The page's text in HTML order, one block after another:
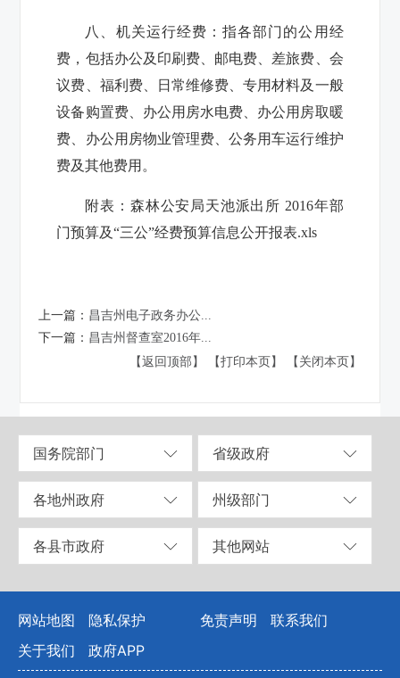
八、机关运行经费：指各部门的公用经
费，包括办公及印刷费、邮电费、差旅费、会
议费、福利费、日常维修费、专用材料及一般
设备购置费、办公用房水电费、办公用房取暖
费、办公用房物业管理费、公务用车运行维护
费及其他费用。
附表： 森林公安局天池派出所 2016年部
门预算及“三公”经费预算信息公开报表.xls
上一篇： 昌吉州电子政务办公...
下一篇： 昌吉州督查室2016年...
【返回顶部】
【打印本页】 【关闭本页】
国务院部门 省级政府
各地州政府 州级部门
各县市政府 其他网站
网站地图 隐私保护 免责声明
联系我们
关于我们
政府APP